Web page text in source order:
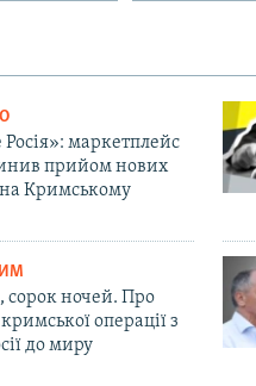
маркетплейс
прийом нових
Кримському
сорок ночей. Про
операції з
до миру